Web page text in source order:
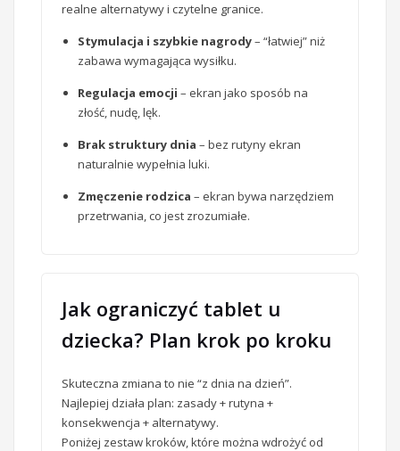
realne alternatywy i czytelne granice.
Stymulacja i szybkie nagrody– “łatwiej” niż
zabawa wymagająca wysiłku.
Regulacja emocji – ekran jako sposób na
złość, nudę, lęk.
Brak struktury dnia – bez rutyny ekran
naturalnie wypełnia luki.
Zmęczenie rodzica – ekran bywa narzędziem
przetrwania, co jest zrozumiałe.
Jak ograniczyć tablet u
dziecka? Plan krok po kroku
Skuteczna zmiana to nie “z dnia na dzień”.
Najlepiej działa plan: zasady + rutyna +
konsekwencja + alternatywy.
Poniżej zestaw kroków, które można wdrożyć od